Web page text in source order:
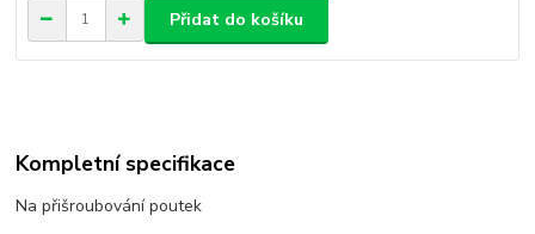
Přidat do košíku
Kompletní specifikace
Na přišroubování poutek